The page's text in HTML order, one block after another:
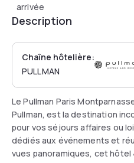
arrivée
Description
Chaîne hôtelière:
PULLMAN
Le Pullman Paris
Pullman, est la destination
pour vos séjours affaires ou
dédiés aux événements et
vues panoramiques, cet